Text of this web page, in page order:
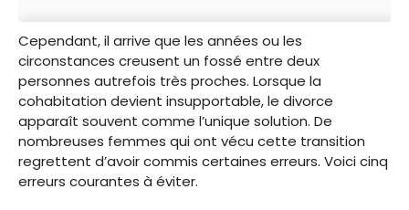
Cependant, il arrive que les années ou les
circonstances creusent un fossé entre deux
personnes autrefois très proches. Lorsque la
cohabitation devient insupportable, le divorce
apparaît souvent comme l’unique solution. De
nombreuses femmes qui ont vécu cette transition
regrettent d’avoir commis certaines erreurs. Voici cinq
erreurs courantes à éviter.